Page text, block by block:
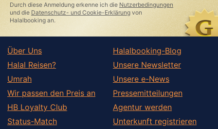
Durch diese Anmeldung erkenne ich die Nutzerbedingungen
und die Datenschutz- und Cookie-Erklärung von
Halalbooking an.
Über Uns
Halal Reisen?
Umrah
Wir passen den Preis an
HB Loyalty Club
Status-Match
Halalbooking-Blog
Unsere Newsletter
Unsere e-News
Pressemitteilungen
Agentur werden
Unterkunft registrieren